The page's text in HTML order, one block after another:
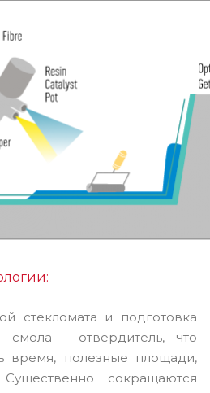
стекломата и подготовка
смола - отвердитель, что
время, полезные площади,
сокращаются